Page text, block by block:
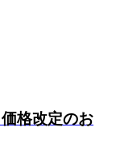
格改定のお